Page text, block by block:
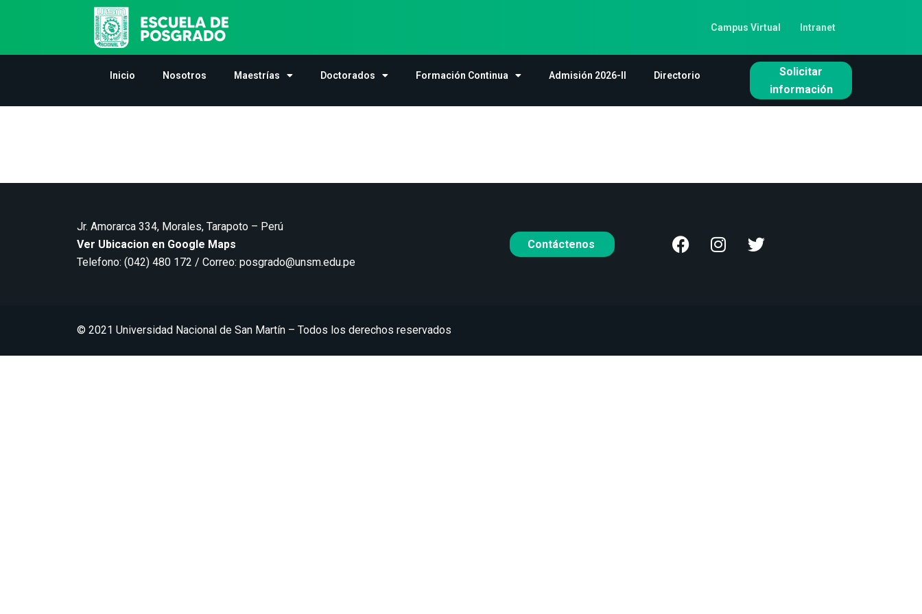
Campus Virtual Intranet
Inicio Nosotros Maestrías Doctorados Formación Continua Admisión 2026-II Directorio
Solicitar
información
Jr. Amorarca 334, Morales, Tarapoto – Perú
Ver Ubicacion en Google Maps
Telefono: (042) 480 172 / Correo: posgrado@unsm.edu.pe
Contáctenos
© 2021 Universidad Nacional de San Martín – Todos los derechos reservados